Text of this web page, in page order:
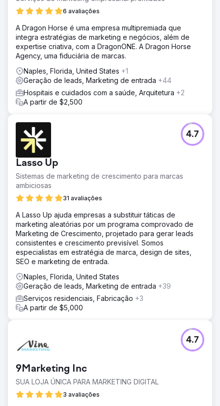
6 avaliações
A Dragon Horse é uma empresa multipremiada que
integra estratégias de marketing e negócios, além de
expertise criativa, com a DragonONE. A Dragon Horse
Agency, uma fiduciária de marcas.
Naples, Florida, United States +1
Geração de leads, Marketing de entrada +44
Hospitais e cuidados com a saúde, Arquitetura +2
A partir de $2,500
Lasso Up
Sistemas de marketing de crescimento para marcas
ambiciosas
31 avaliações
4.7
A Lasso Up ajuda empresas a substituir táticas de
marketing aleatórias por um programa comprovado de
Marketing de Crescimento, projetado para gerar leads
consistentes e crescimento previsível. Somos
especialistas em estratégia de marca, design de sites,
SEO e marketing de entrada.
Naples, Florida, United States
Geração de leads, Marketing de entrada +39
Serviços residenciais, Fabricação +3
A partir de $5,000
9Marketing Inc
SUA LOJA ÚNICA PARA MARKETING DIGITAL
3 avaliações
4.7